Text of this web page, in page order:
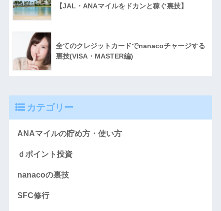
【JAL・ANAマイルをドカンと稼ぐ裏技】
全てのクレジットカードでnanacoチャージする
裏技(VISA・MASTER編)
カテゴリー
ANAマイルの貯め方・使い方
ｄポイント投資
nanacoの裏技
SFC修行